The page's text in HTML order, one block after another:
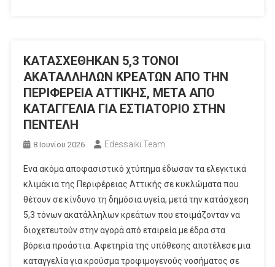
ΚΑΤΑΣΧΕΘΗΚΑΝ 5,3 ΤΟΝΟΙ
ΑΚΑΤΑΛΛΗΛΩΝ ΚΡΕΑΤΩΝ ΑΠΟ ΤΗΝ
ΠΕΡΙΦΕΡΕΙΑ ΑΤΤΙΚΗΣ, ΜΕΤΑ ΑΠΟ
ΚΑΤΑΓΓΕΛΙΑ ΓΙΑ ΕΣΤΙΑΤΟΡΙΟ ΣΤΗΝ
ΠΕΝΤΕΛΗ
8 Ιουνίου 2026 Edessaiki Team
Eνα ακόμα αποφασιστικό χτύπημα έδωσαν τα ελεγκτικά
κλιμάκια της Περιφέρειας Αττικής σε κυκλώματα που
θέτουν σε κίνδυνο τη δημόσια υγεία, μετά την κατάσχεση
5,3 τόνων ακατάλληλων κρεάτων που ετοιμάζονταν να
διοχετευτούν στην αγορά από εταιρεία με έδρα στα
βόρεια προάστια. Αφετηρία της υπόθεσης αποτέλεσε μια
καταγγελία για κρούσμα τροφιμογενούς νοσήματος σε